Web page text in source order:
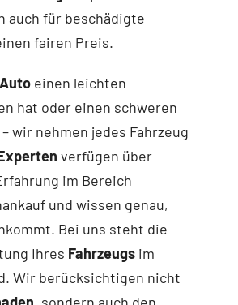
auch für beschädigte
fairen Preis.
Autoeinen leichten
hat oder einen schweren
wir nehmen jedes Fahrzeug
verfügen über
im Bereich
und wissen genau,
Bei uns steht die
Ihres Fahrzeugsim
Wir berücksichtigen nicht